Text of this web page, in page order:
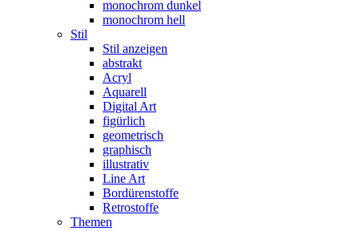
monochrom dunkel
monochrom hell
Stil
Stil anzeigen
abstrakt
Acryl
Aquarell
Digital Art
figürlich
geometrisch
graphisch
illustrativ
Line Art
Bordürenstoffe
Retrostoffe
Themen